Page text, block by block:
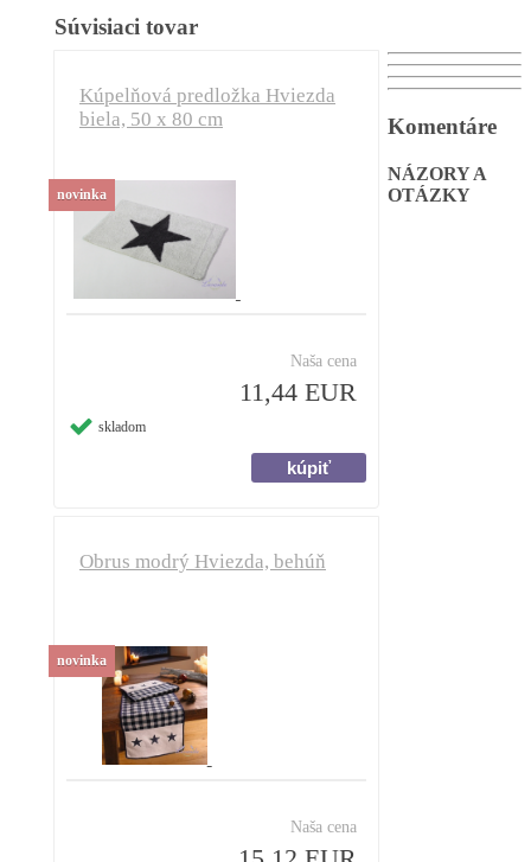
Súvisiaci tovar
Kúpelňová predložka Hviezda
biela, 50 x 80 cm
Naša cena
11,44 EUR
skladom
novinka
Obrus modrý Hviezda, behúň
Naša cena
novinka
Komentáre
NÁZORY A
OTÁZKY